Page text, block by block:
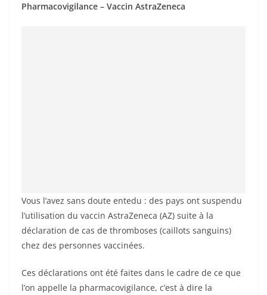
Pharmacovigilance – Vaccin AstraZeneca
Vous l’avez sans doute entedu : des pays ont suspendu
l’utilisation du vaccin AstraZeneca (AZ) suite à la
déclaration de cas de thromboses (caillots sanguins)
chez des personnes vaccinées.
Ces déclarations ont été faites dans le cadre de ce que
l’on appelle la pharmacovigilance, c’est à dire la